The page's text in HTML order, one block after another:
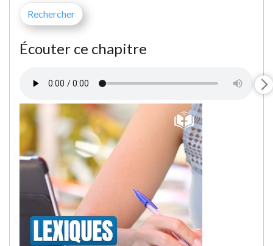
Écouter ce chapitre